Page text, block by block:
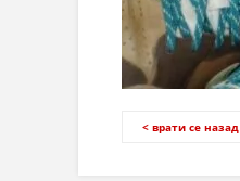
< врати се назад